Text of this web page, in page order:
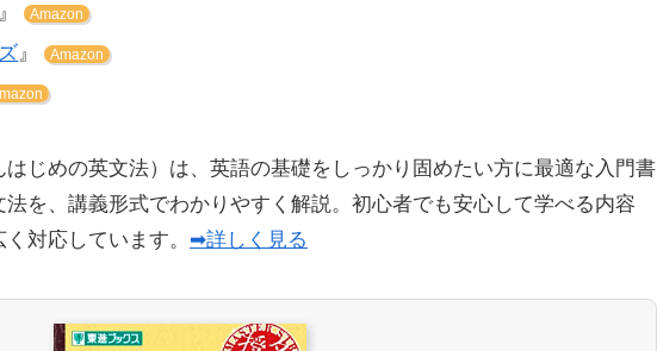
』 Amazon
』 Amazon
はじめの英文法）は、英語の基礎をしっかり固めたい方に最適な入門書
を、講義形式でわかりやすく解説。初心者でも安心して学べる内容
対応しています。 ➡詳しく見る